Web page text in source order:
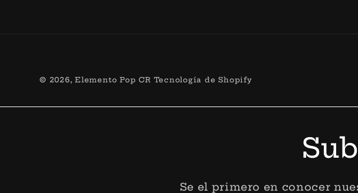
© 2026,Elemento Pop CR Tecnología de Shopify
Se el primero en conocer